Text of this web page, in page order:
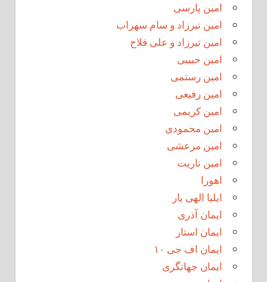
امین پارسی
امین تیرزاد و سام سهراب
امین تیرزاد و علی فلاح
امین حبیبی
امین رستمی
امین رفیعی
امین کریمی
امین محمودی
امین مرعشی
امین ناریت
اهورا
ایلیا الهی یار
ایمان آذری
ایمان استار
ایمان اف جی ۱۰
ایمان جهانگری